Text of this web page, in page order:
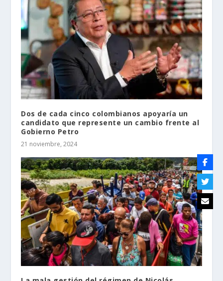
Dos de cada cinco colombianos apoyaría un
candidato que represente un cambio frente al
Gobierno Petro
21 noviembre, 2024